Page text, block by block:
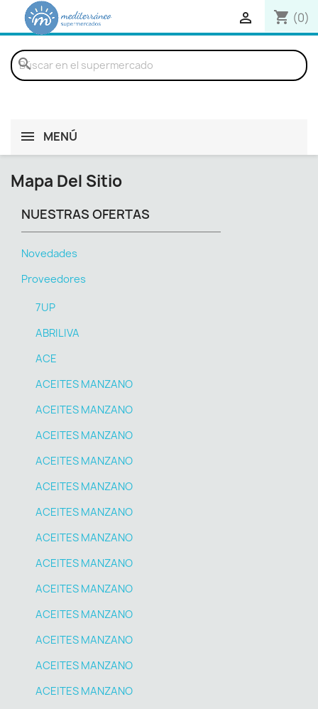
shopping_cart (0)

search
MENÚ
Mapa Del Sitio
NUESTRAS OFERTAS
Novedades
Proveedores
7UP
ABRILIVA
ACE
ACEITES MANZANO
ACEITES MANZANO
ACEITES MANZANO
ACEITES MANZANO
ACEITES MANZANO
ACEITES MANZANO
ACEITES MANZANO
ACEITES MANZANO
ACEITES MANZANO
ACEITES MANZANO
ACEITES MANZANO
ACEITES MANZANO
ACEITES MANZANO